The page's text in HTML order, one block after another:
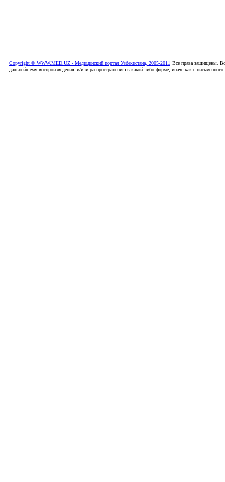
Copyright © WWW.MED.UZ - Медицинский портал Узбекистана, 2005-2011 Все права защищены.
дальнейшему воспроизведению и/или распространению в какой-либо форме, иначе как с